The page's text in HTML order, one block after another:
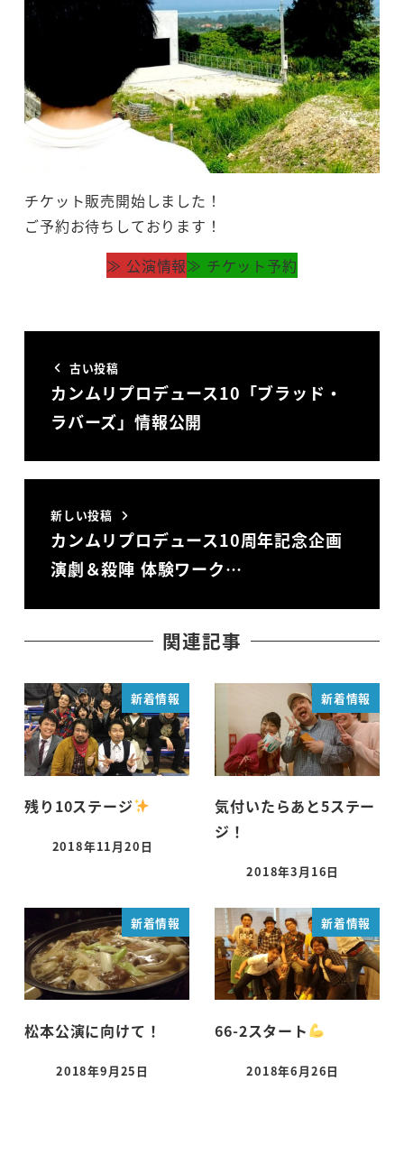
チケット販売開始しました！
ご予約お待ちしております！
≫ 公演情報≫ チケット予約
古い投稿
カンムリプロデュース10「ブラッド・
ラバーズ」情報公開
新しい投稿
カンムリプロデュース10周年記念企画
演劇＆殺陣 体験ワーク…
関連記事
新着情報
残り10ステージ
投稿日
2018年11月20日
新着情報
気付いたらあと5ステー
ジ！
投稿日
2018年3月16日
新着情報
松本公演に向けて！
投稿日
2018年9月25日
新着情報
66-2スタート
投稿日
2018年6月26日